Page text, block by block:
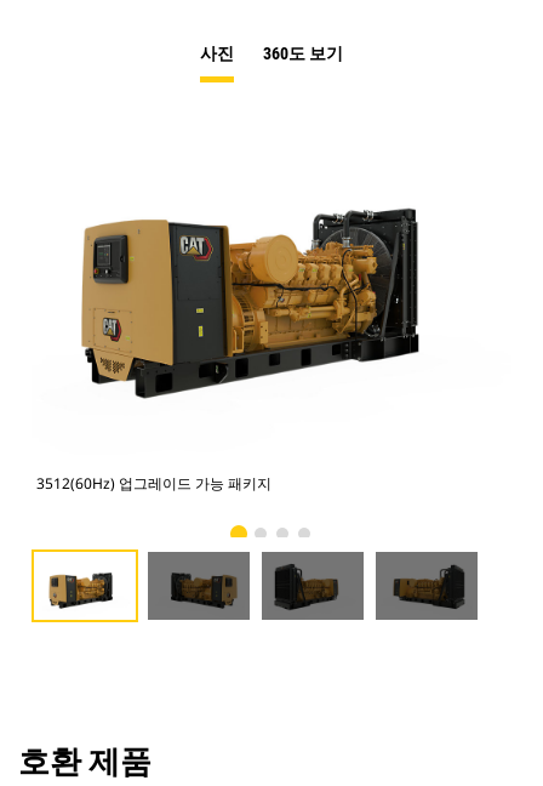
사진 360도 보기
3512(60Hz) 업그레이드 가능 패키지
호환 제품